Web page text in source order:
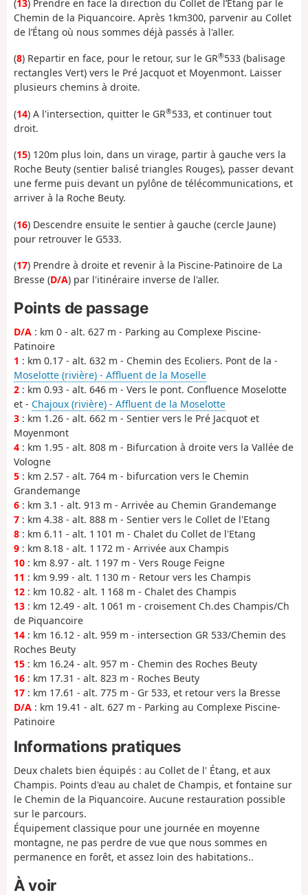
(13) Prendre en face la direction du Collet de l’Étang par le
Chemin de la Piquancoire. Après 1km300, parvenir au Collet
de l’Étang où nous sommes déjà passés à l'aller.
(8) Repartir en face, pour le retour, sur le GR®533 (balisage
rectangles Vert) vers le Pré Jacquot et Moyenmont. Laisser
plusieurs chemins à droite.
(14) A l'intersection, quitter le GR®533, et continuer tout
droit.
(15) 120m plus loin, dans un virage, partir à gauche vers la
Roche Beuty (sentier balisé triangles Rouges), passer devant
une ferme puis devant un pylône de télécommunications, et
arriver à la Roche Beuty.
(16) Descendre ensuite le sentier à gauche (cercle Jaune)
pour retrouver le G533.
(17) Prendre à droite et revenir à la Piscine-Patinoire de La
Bresse (D/A) par l'itinéraire inverse de l'aller.
Points de passage
D/A : km 0 - alt. 627 m - Parking au Complexe Piscine-
Patinoire
1 : km 0.17 - alt. 632 m - Chemin des Ecoliers. Pont de la -
Moselotte (rivière) - Affluent de la Moselle
2 : km 0.93 - alt. 646 m - Vers le pont. Confluence Moselotte
et - Chajoux (rivière) - Affluent de la Moselotte
3 : km 1.26 - alt. 662 m - Sentier vers le Pré Jacquot et
Moyenmont
4 : km 1.95 - alt. 808 m - Bifurcation à droite vers la Vallée de
Vologne
5 : km 2.57 - alt. 764 m - bifurcation vers le Chemin
Grandemange
6 : km 3.1 - alt. 913 m - Arrivée au Chemin Grandemange
7 : km 4.38 - alt. 888 m - Sentier vers le Collet de l'Etang
8 : km 6.11 - alt. 1 101 m - Chalet du Collet de l'Etang
9 : km 8.18 - alt. 1 172 m - Arrivée aux Champis
10 : km 8.97 - alt. 1 197 m - Vers Rouge Feigne
11 : km 9.99 - alt. 1 130 m - Retour vers les Champis
12 : km 10.82 - alt. 1 168 m - Chalet des Champis
13 : km 12.49 - alt. 1 061 m - croisement Ch.des Champis/Ch
de Piquancoire
14 : km 16.12 - alt. 959 m - intersection GR 533/Chemin des
Roches Beuty
15 : km 16.24 - alt. 957 m - Chemin des Roches Beuty
16 : km 17.31 - alt. 823 m - Roches Beuty
17 : km 17.61 - alt. 775 m - Gr 533, et retour vers la Bresse
D/A : km 19.41 - alt. 627 m - Parking au Complexe Piscine-
Patinoire
Informations pratiques
Deux chalets bien équipés : au Collet de l' Étang, et aux
Champis. Points d'eau au chalet de Champis, et fontaine sur
le Chemin de la Piquancoire. Aucune restauration possible
sur le parcours.
Équipement classique pour une journée en moyenne
montagne, ne pas perdre de vue que nous sommes en
permanence en forêt, et assez loin des habitations..
À voir